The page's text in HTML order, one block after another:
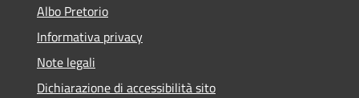
Albo Pretorio
Informativa privacy
Note legali
Dichiarazione di accessibilità sito